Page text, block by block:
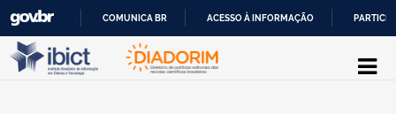
IR
COMUNICA BR ACESSO À INFORMAÇÃO
Pular para o conteúdo